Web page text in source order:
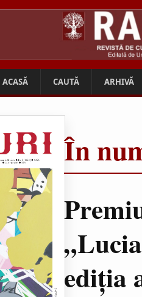
ACASĂ CAUTĂ ARHIVĂ
În
ediţia